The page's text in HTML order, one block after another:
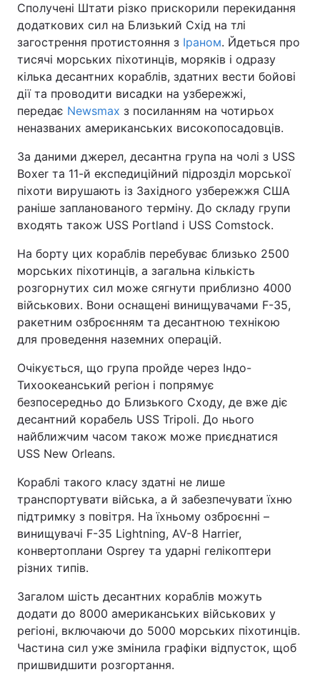
Сполучені Штати різко прискорили перекидання
додаткових сил на Близький Схід на тлі
загострення протистояння з Іраном. Йдеться про
тисячі морських піхотинців, моряків і одразу
кілька десантних кораблів, здатних вести бойові
дії та проводити висадки на узбережжі,
передає Newsmax з посиланням на чотирьох
неназваних американських високопосадовців.
За даними джерел, десантна група на чолі з USS
Boxer та 11-й експедиційний підрозділ морської
піхоти вирушають із Західного узбережжя США
раніше запланованого терміну. До складу групи
входять також USS Portland і USS Comstock.
На борту цих кораблів перебуває близько 2500
морських піхотинців, а загальна кількість
розгорнутих сил може сягнути приблизно 4000
військових. Вони оснащені винищувачами F-35,
ракетним озброєнням та десантною технікою
для проведення наземних операцій.
Очікується, що група пройде через Індо-
Тихоокеанський регіон і попрямує
безпосередньо до Близького Сходу, де вже діє
десантний корабель USS Tripoli. До нього
найближчим часом також може приєднатися
USS New Orleans.
Кораблі такого класу здатні не лише
транспортувати війська, а й забезпечувати їхню
підтримку з повітря. На їхньому озброєнні –
винищувачі F-35 Lightning, AV-8 Harrier,
конвертоплани Osprey та ударні гелікоптери
різних типів.
Загалом шість десантних кораблів можуть
додати до 8000 американських військових у
регіоні, включаючи до 5000 морських піхотинців.
Частина сил уже змінила графіки відпусток, щоб
пришвидшити розгортання.